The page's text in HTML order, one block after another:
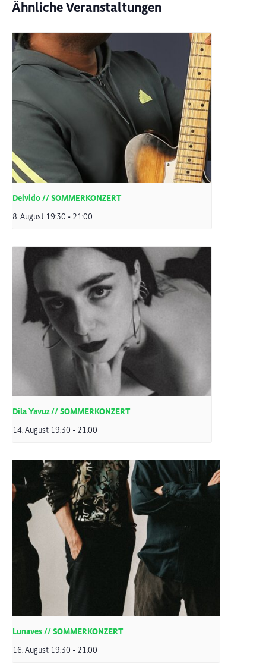
Ähnliche Veranstaltungen
Deivido // SOMMERKONZERT
8. August 19:30 - 21:00
Dila Yavuz // SOMMERKONZERT
14. August 19:30 - 21:00
Lunaves // SOMMERKONZERT
16. August 19:30 - 21:00